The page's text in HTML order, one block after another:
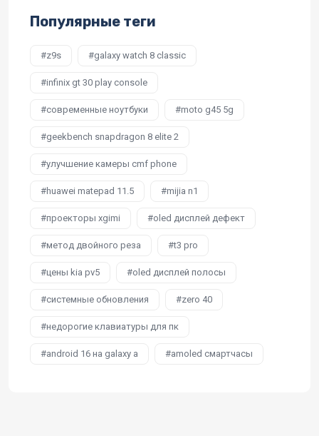
Популярные теги
z9s galaxy watch 8 classic
infinix gt 30 play console
современные ноутбуки moto g45 5g
geekbench snapdragon 8 elite 2
улучшение камеры cmf phone
huawei matepad 11.5 mijia n1
проекторы xgimi oled дисплей дефект
метод двойного реза t3 pro
цены kia pv5 oled дисплей полосы
системные обновления zero 40
недорогие клавиатуры для пк
android 16 на galaxy a amoled смартчасы